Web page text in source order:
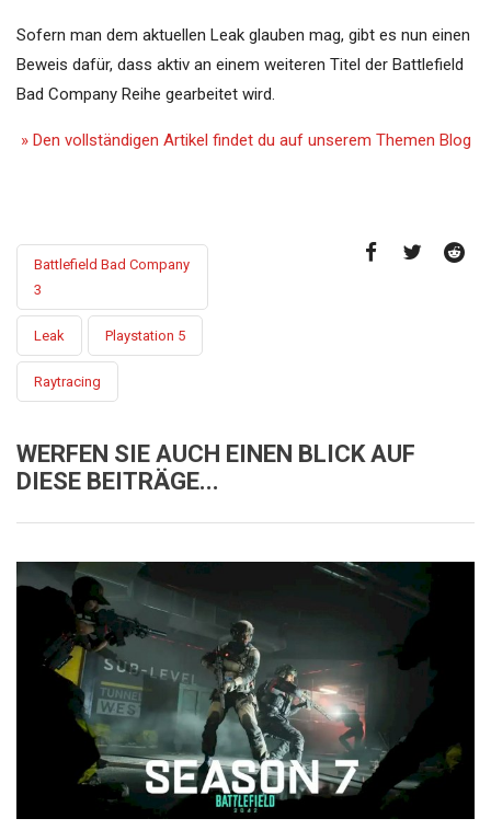
Sofern man dem aktuellen Leak glauben mag, gibt es nun einen
Beweis dafür, dass aktiv an einem weiteren Titel der Battlefield
Bad Company Reihe gearbeitet wird.
» Den vollständigen Artikel findet du auf unserem Themen Blog
Battlefield Bad Company
3
Leak Playstation 5
Raytracing
WERFEN SIE AUCH EINEN BLICK AUF
DIESE BEITRÄGE...